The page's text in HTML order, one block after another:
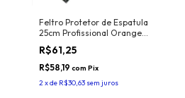
Feltro Protetor de Espatula
25cm Profissional Orange
(5und) 1025.O Joker
R$61,25
R$58,19 com Pix
2xde R$30,63 sem juros